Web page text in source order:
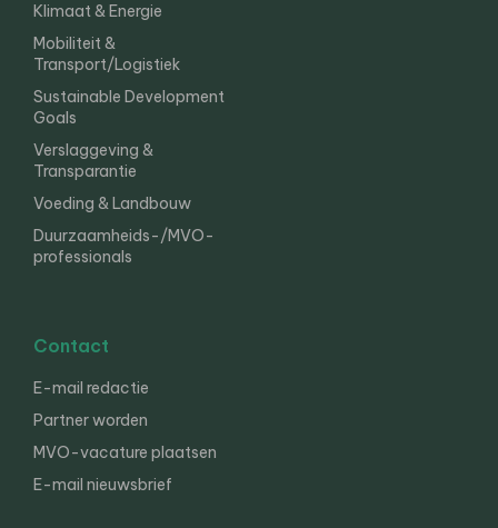
Klimaat & Energie
Mobiliteit &
Transport/Logistiek
Sustainable Development
Goals
Verslaggeving &
Transparantie
Voeding & Landbouw
Duurzaamheids-/MVO-
professionals
Contact
E-mail redactie
Partner worden
MVO-vacature plaatsen
E-mail nieuwsbrief